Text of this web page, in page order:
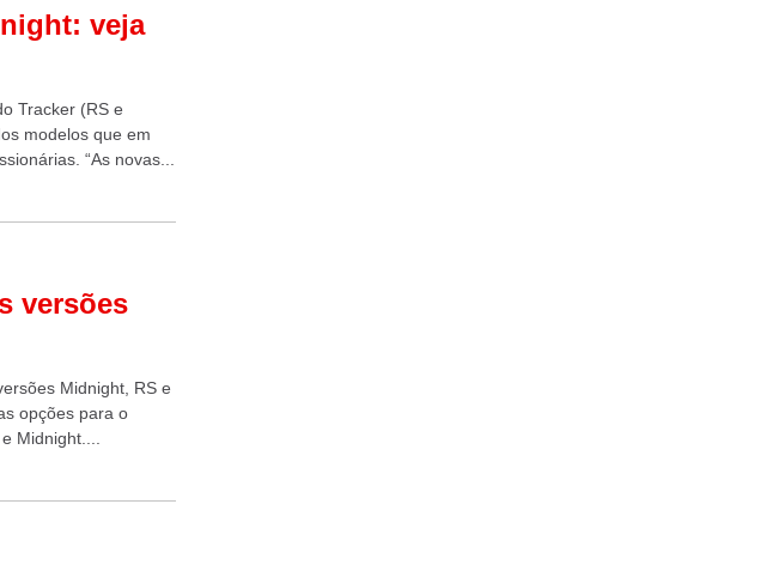
veja
Tracker (RS e
modelos que em
“As novas...
versões
Midnight, RS e
opções para o
Midnight....